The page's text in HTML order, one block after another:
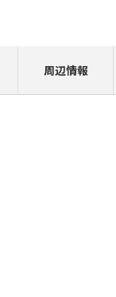
周辺情報